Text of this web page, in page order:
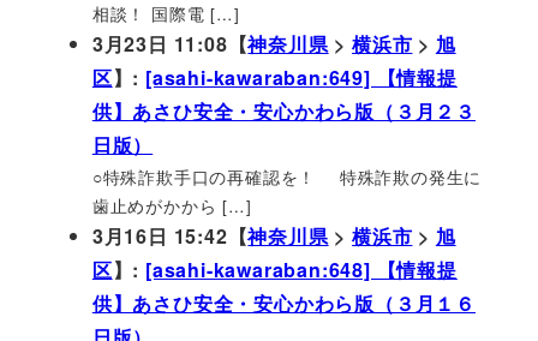
相談！ 国際電 […]
3月23日 11:08【神奈川県>横浜市 > 旭
区】: [asahi-kawaraban:649] 【情報提
供】あさひ安全・安心かわら版（３月２３
日版）
○特殊詐欺手口の再確認を！ 特殊詐欺の発生に
歯止めがかから […]
3月16日 15:42【神奈川県>横浜市 > 旭
区】: [asahi-kawaraban:648] 【情報提
供】あさひ安全・安心かわら版（３月１６